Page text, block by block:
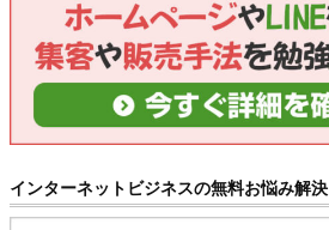
インターネットビジネスの無料お悩み解決